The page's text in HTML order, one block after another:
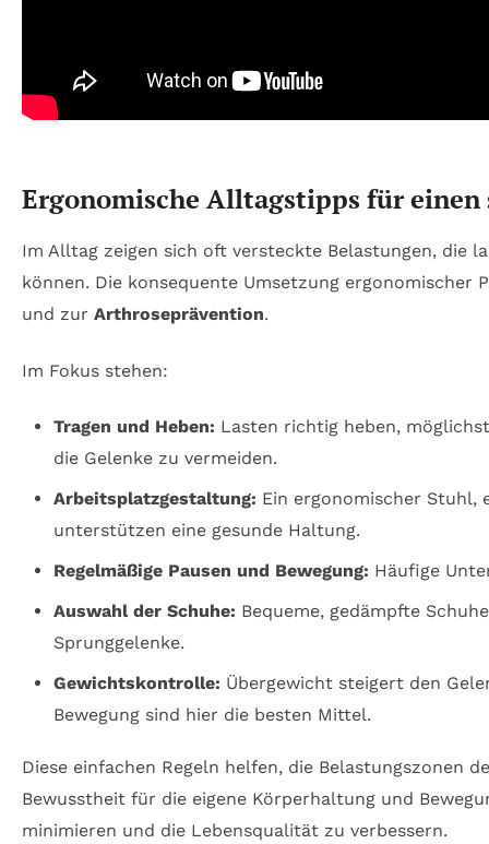
Ergonomische Alltagstipps für einen
Im Alltag zeigen sich oft versteckte Belastungen, die
können. Die konsequente Umsetzung
und zur Arthroseprävention.
Im Fokus stehen:
Tragen und Heben: Lasten richtig heben,
die Gelenke zu vermeiden.
Arbeitsplatzgestaltung: Ein ergonomischer Stuhl,
unterstützen eine gesunde Haltung.
Regelmäßige Pausen und Bewegung: Häufige
Auswahl der Schuhe: Bequeme, gedämpfte
Sprunggelenke.
Gewichtskontrolle: Übergewicht steigert den
Bewegung sind hier die besten Mittel.
Diese einfachen Regeln helfen, die Belastungszonen
Bewusstheit für die eigene Körperhaltung und
minimieren und die Lebensqualität zu verbessern.